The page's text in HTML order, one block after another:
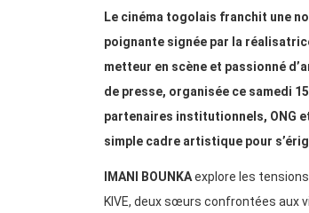
Le cinéma togolais franchit une
poignante signée par la
metteur en scène et passionné
de presse, organisée ce samedi
partenaires institutionnels, ONG
simple cadre artistique pour
IMANI BOUNKAexplore les
KIVE, deux sœurs confrontées aux